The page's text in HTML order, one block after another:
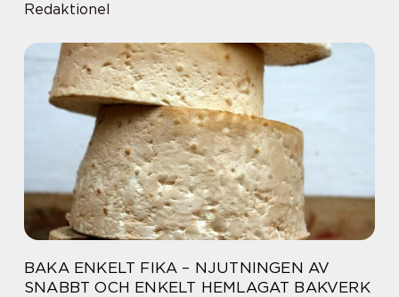
Redaktionel
BAKA ENKELT FIKA – NJUTNINGEN AV
SNABBT OCH ENKELT HEMLAGAT BAKVERK